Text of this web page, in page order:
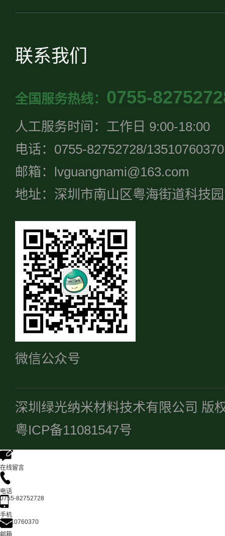
联系我们
全国服务热线： 0755-
人工服务时间：工作日 9:00-18:00
电话：0755-82752728/13510760370
邮箱：lvguangnami@163.com
地址：深圳市南山区粤海街道科技
微信公众号
深圳绿光纳米材料技术有限公司 版
粤ICP备11081547号
在线留言
电话
0755-82752728
手机
13510760370
邮箱